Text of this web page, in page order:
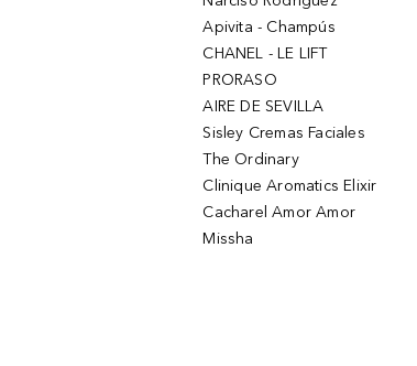
Apivita - Champús
CHANEL - LE LIFT
PRORASO
AIRE DE SEVILLA
Sisley Cremas Faciales
The Ordinary
Clinique Aromatics Elixir
Cacharel Amor Amor
Missha